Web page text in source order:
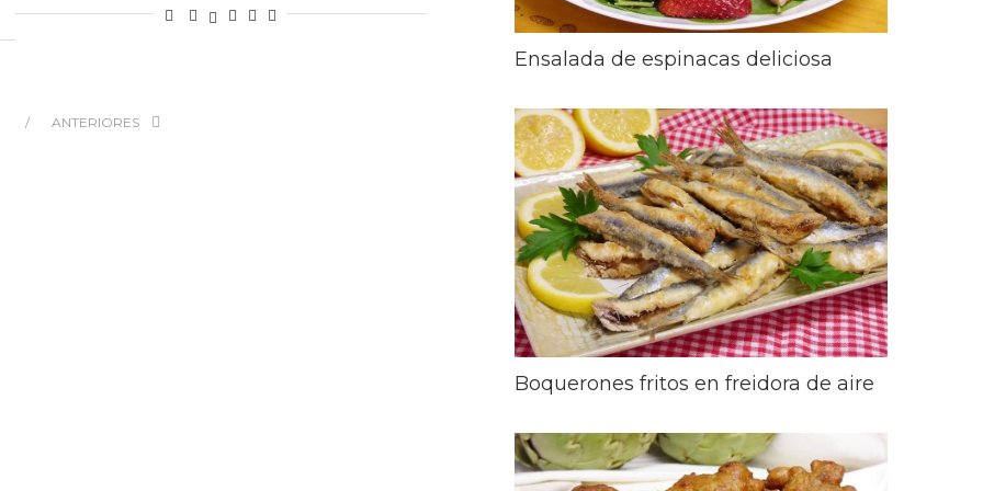
ANTERIORES
Ensalada de espinacas deliciosa
Boquerones fritos en freidora de aire